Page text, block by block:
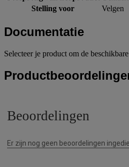
Stelling voor
Velgen
Documentatie
Selecteer je product om de